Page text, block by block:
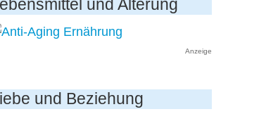
und Alterung
Anzeige
und Beziehung